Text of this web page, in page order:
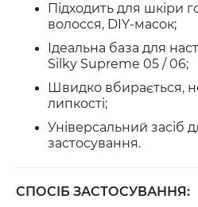
Підходить для шкіри
волосся, DIY-масок;
Ідеальна база для
Silky Supreme 05 / 06;
Швидко вбирається,
липкості;
Універсальний засіб
застосування.
СПОСІБ ЗАСТОСУВАННЯ: